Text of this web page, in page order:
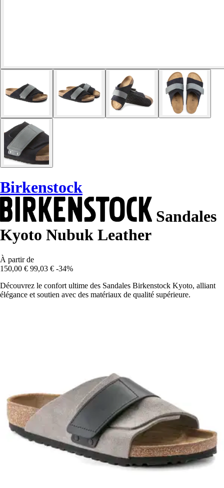
Birkenstock
Sandales
Kyoto Nubuk Leather
À partir de
150,00 € 99,03 € -34%
Découvrez le confort ultime des Sandales Birkenstock Kyoto, alliant
élégance et soutien avec des matériaux de qualité supérieure.